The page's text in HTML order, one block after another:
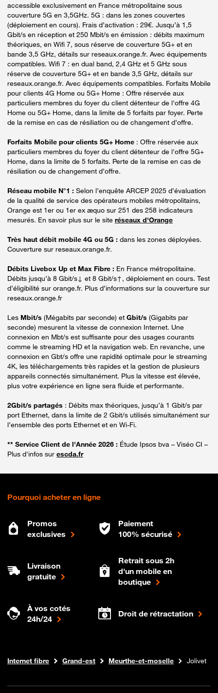
accessible exclusivement en France métropolitaine sous
couverture 5G en 3,5GHz. 5G : dans les zones couvertes
(déploiement en cours). Frais d’activation : 29€. Jusqu’à 1,5
Gbit/s en réception et 250 Mbit/s en émission : débits maximum
théoriques, en Wifi 7, sous réserve de couverture 5G+ et en
bande 3,5 GHz, détails sur reseaux.orange.fr. Avec équipements
compatibles. Wifi 7 : en dual band, 2,4 GHz et 5 GHz sous
réserve de couverture 5G+ et en bande 3,5 GHz, détails sur
reseaux.orange.fr. Avec équipements compatibles. Forfaits Mobile
pour clients 4G Home ou 5G+ Home : Offre réservée aux
particuliers membres du foyer du client détenteur de l'offre 4G
Home ou 5G+ Home, dans la limite de 5 forfaits par foyer. Perte
de la remise en cas de résiliation ou de changement d’offre.
Forfaits Mobile pour clients 5G+ Home : Offre réservée aux
particuliers membres du foyer du client détenteur de l'offre 5G+
Home, dans la limite de 5 forfaits. Perte de la remise en cas de
résiliation ou de changement d’offre.
Réseau mobile N°1 : Selon l’enquête ARCEP 2025 d’évaluation
de la qualité de service des opérateurs mobiles métropolitains,
Orange est 1er ou 1er ex æquo sur 251 des 258 indicateurs
mesurés. En savoir plus sur le site réseaux d'Orange
Très haut débit mobile 4G ou 5G : dans les zones déployées.
Couverture sur reseaux.orange.fr.
Débits Livebox Up et Max Fibre : En France métropolitaine.
Débits jusqu’à 8 Gbit/s↓ et 8 Gbit/s↑, déploiement en cours. Test
d’éligibilité sur orange.fr. Plus d’informations sur la couverture sur
reseaux.orange.fr
Les Mbit/s (Mégabits par seconde) et Gbit/s (Gigabits par
seconde) mesurent la vitesse de connexion Internet. Une
connexion en Mbt/s est suffisante pour des usages courants
comme le streaming HD et la navigation web. En revanche, une
connexion en Gbt/s offre une rapidité optimale pour le streaming
4K, les téléchargements très rapides et la gestion de plusieurs
appareils connectés simultanément. Plus la vitesse est élevée,
plus votre expérience en ligne sera fluide et performante.
2Gbit/s partagés : Débits max théoriques, jusqu’à 1 Gbit/s par
port Ethernet, dans la limite de 2 Gbit/s utilisés simultanément sur
l’ensemble des ports Ethernet et en Wi-Fi.
** Service Client de l'Année 2026 : Étude Ipsos bva – Viséo CI –
Plus d'infos sur escda.fr
Pourquoi acheter en ligne
Promos
exclusives
Paiement
100% sécurisé
Livraison
gratuite
Retrait sous 2h
d'un mobile en
boutique
À vos cotés
24h/24
Droit de rétractation
Boutique Orange
Internet fibre Grand-est Meurthe-et-moselle Jolivet